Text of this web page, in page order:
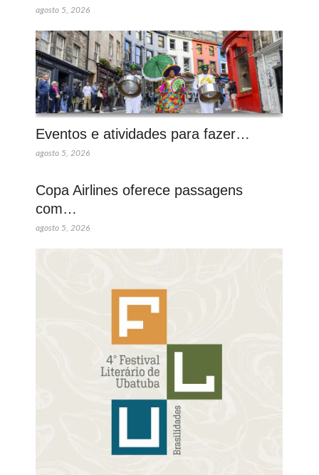
agosto 5, 2026
Eventos e atividades para fazer…
agosto 5, 2026
Copa Airlines oferece passagens
com…
agosto 5, 2026